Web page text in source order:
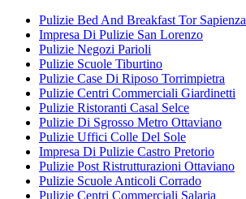
Pulizie Bed And Breakfast Tor Sapienza
Impresa Di Pulizie San Lorenzo
Pulizie Negozi Parioli
Pulizie Scuole Tiburtino
Pulizie Case Di Riposo Torrimpietra
Pulizie Centri Commerciali Giardinetti
Pulizie Ristoranti Casal Selce
Pulizie Di Sgrosso Metro Ottaviano
Pulizie Uffici Colle Del Sole
Impresa Di Pulizie Castro Pretorio
Pulizie Post Ristrutturazioni Ottaviano
Pulizie Scuole Anticoli Corrado
Pulizie Centri Commerciali Salaria